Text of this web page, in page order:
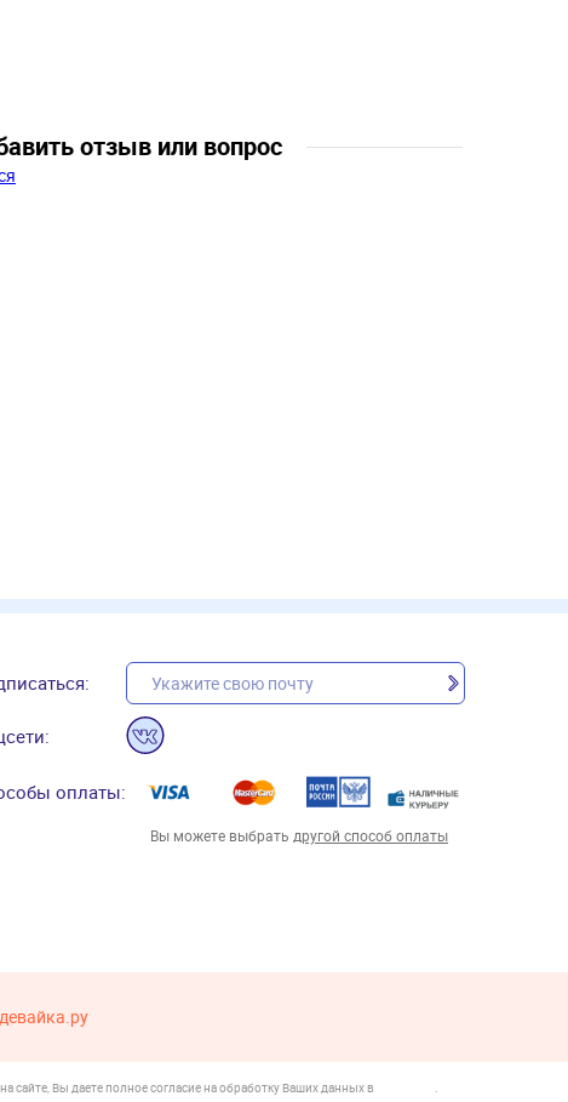
лет, 13
отзыв или вопрос
оплаты:
Вы можете выбрать другой способ оплаты
Вы даете полное согласие на обработку Ваших данных в
.